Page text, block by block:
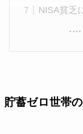
NISA貧乏
貯蓄ゼロ世帯の